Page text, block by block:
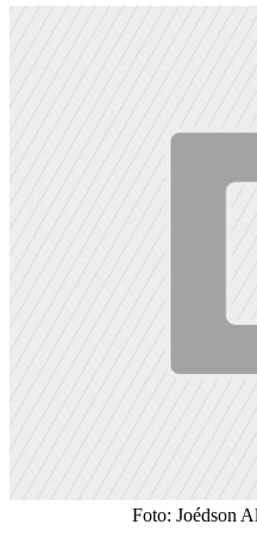
Foto: Joédson